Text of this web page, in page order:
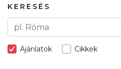
KERESÉS
Ajánlatok Cikkek